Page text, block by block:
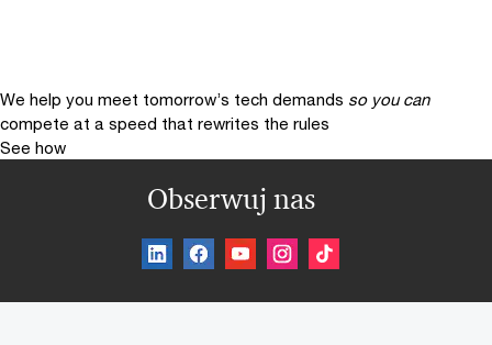
We help you meet tomorrow’s tech demands so you can
compete at a speed that rewrites the rules
See how
Obserwuj nas